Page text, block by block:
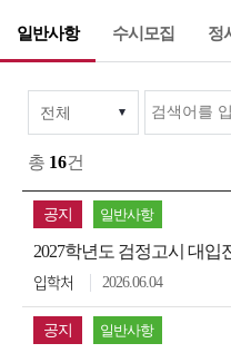
일반사항 수시모집 정
총 16건
공지 일반사항
입학처 2026.06.04
공지 일반사항